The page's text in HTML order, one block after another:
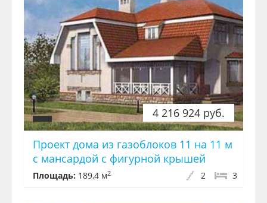
4 216 924 руб.
Проект дома из газоблоков 11 на 11 м
с мансардой с фигурной крышей
Площадь: 189,4 м2 3
2